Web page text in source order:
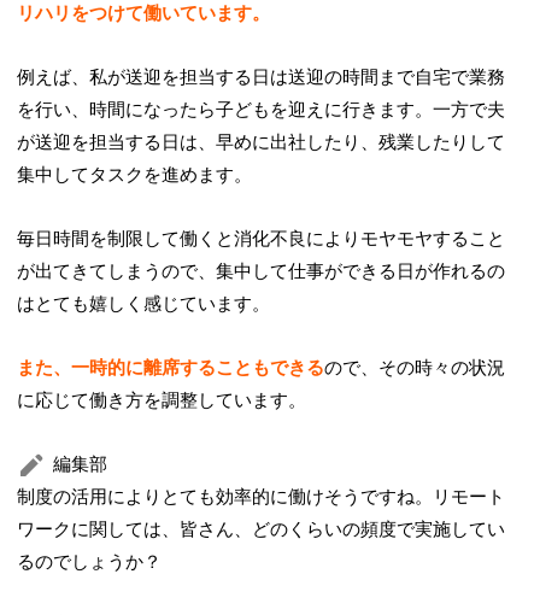
リハリをつけて働いています。
例えば、私が送迎を担当する日は送迎の時間まで自宅で業務
を行い、時間になったら子どもを迎えに行きます。一方で夫
が送迎を担当する日は、早めに出社したり、残業したりして
集中してタスクを進めます。
毎日時間を制限して働くと消化不良によりモヤモヤすること
が出てきてしまうので、集中して仕事ができる日が作れるの
はとても嬉しく感じています。
また、一時的に離席することもできるので、その時々の状況
に応じて働き方を調整しています。
編集部
制度の活用によりとても効率的に働けそうですね。リモート
ワークに関しては、皆さん、どのくらいの頻度で実施してい
るのでしょうか？